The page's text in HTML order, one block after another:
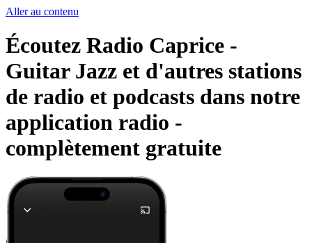
Aller au contenu
Écoutez Radio Caprice -
Guitar Jazz et d'autres stations
de radio et podcasts dans notre
application radio -
complètement gratuite